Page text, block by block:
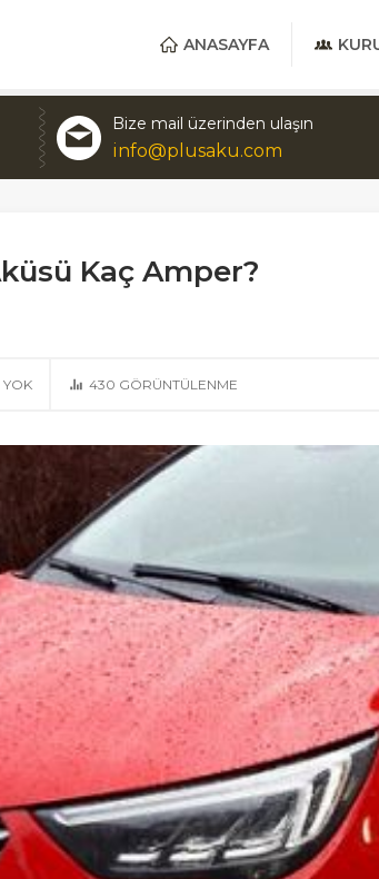
ANASAYFA
Bize mail üzerinden ulaşın
info@plusaku.com
Kaç Amper?
YOK 430 GÖRÜNTÜLENME